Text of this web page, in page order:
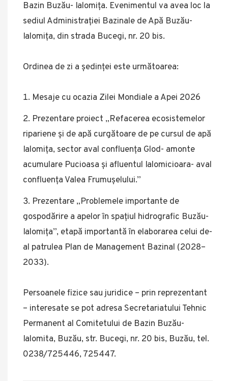
Bazin Buzău- Ialomița. Evenimentul va avea loc la
sediul Administrației Bazinale de Apă Buzău-
Ialomița, din strada Bucegi, nr. 20 bis.
Ordinea de zi a ședinței este următoarea:
Mesaje cu ocazia Zilei Mondiale a Apei 2026
Prezentare proiect „Refacerea ecosistemelor
ripariene și de apă curgătoare de pe cursul de apă
Ialomița, sector aval confluența Glod- amonte
acumulare Pucioasa și afluentul Ialomicioara- aval
confluența Valea Frumușelului.”
Prezentare „Problemele importante de
gospodărire a apelor în spațiul hidrografic Buzău-
Ialomița”, etapă importantă în elaborarea celui de-
al patrulea Plan de Management Bazinal (2028–
2033).
Persoanele fizice sau juridice – prin reprezentant
– interesate se pot adresa Secretariatului Tehnic
Permanent al Comitetului de Bazin Buzău-
Ialomita, Buzău, str. Bucegi, nr. 20 bis, Buzău, tel.
0238/725446, 725447.